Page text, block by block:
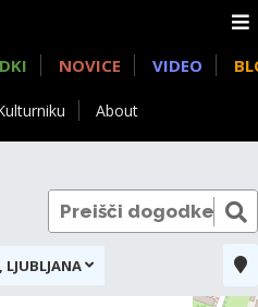
About
NOVICE VIDEO
LJUBLJANA